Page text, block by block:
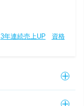
3年連続売上UP
資格